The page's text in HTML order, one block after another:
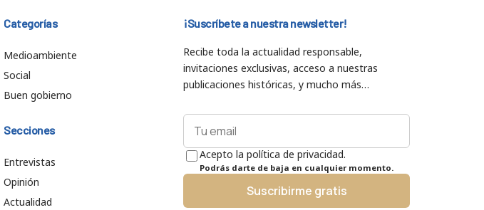
Categorías
Medioambiente
Social
Buen gobierno
Secciones
Entrevistas
Opinión
Actualidad
¡Suscríbete a nuestra newsletter!
Recibe toda la actualidad responsable,
invitaciones exclusivas, acceso a nuestras
publicaciones históricas, y mucho más…
Acepto la política de privacidad.
Podrás darte de baja en cualquier momento.
Suscribirme gratis